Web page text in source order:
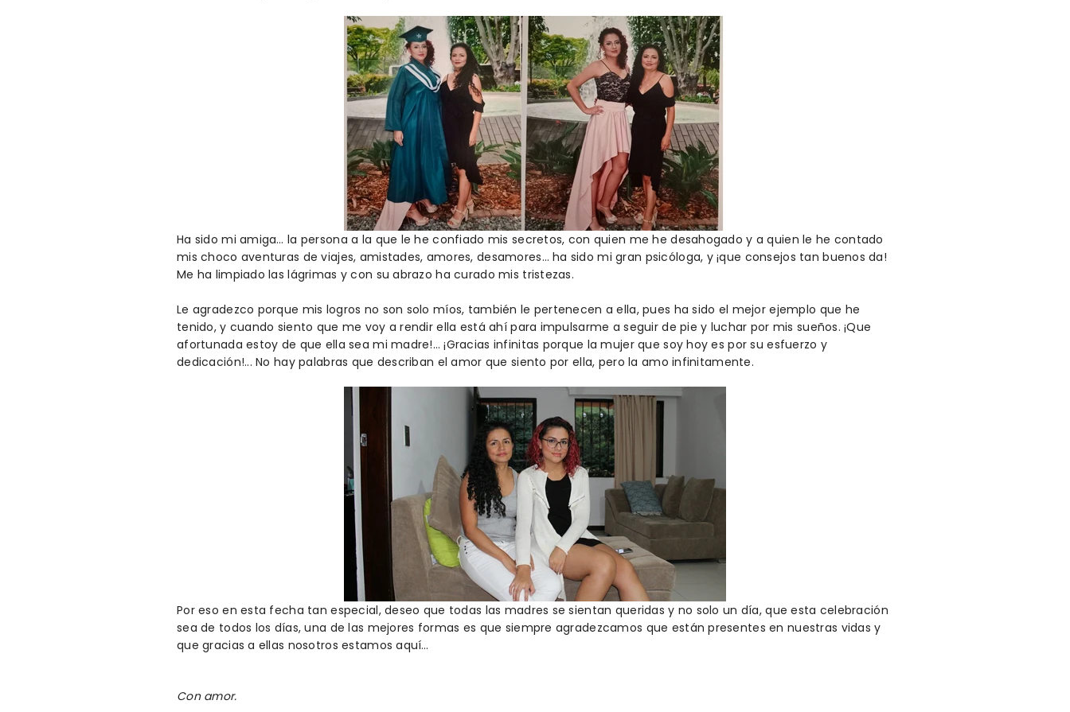
Ha sido mi amiga… la persona a la que le he confiado mis secretos, con quien me he desahogado y a quien le he contado
mis choco aventuras de viajes, amistades, amores, desamores… ha sido mi gran psicóloga, y ¡que consejos tan buenos da!
Me ha limpiado las lágrimas y con su abrazo ha curado mis tristezas.
Le agradezco porque mis logros no son solo míos, también le pertenecen a ella, pues ha sido el mejor ejemplo que he
tenido, y cuando siento que me voy a rendir ella está ahí para impulsarme a seguir de pie y luchar por mis sueños. ¡Que
afortunada estoy de que ella sea mi madre!… ¡Gracias infinitas porque la mujer que soy hoy es por su esfuerzo y
dedicación!... No hay palabras que describan el amor que siento por ella, pero la amo infinitamente.
Por eso en esta fecha tan especial, deseo que todas las madres se sientan queridas y no solo un día, que esta celebración
sea de todos los días, una de las mejores formas es que siempre agradezcamos que están presentes en nuestras vidas y
que gracias a ellas nosotros estamos aquí…
Con amor.